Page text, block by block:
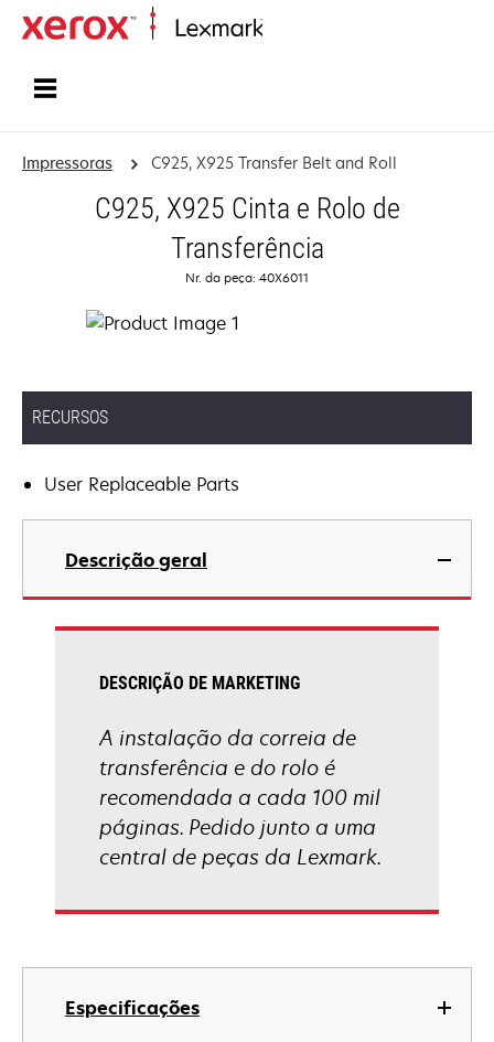
Impressoras C925, X925 Transfer Belt and Roll
C925, X925 Cinta e Rolo de
Transferência
Nr. da peça: 40X6011
RECURSOS
User Replaceable Parts
Descrição geral
Especificações
DESCRIÇÃO DE MARKETING
A instalação da correia de
transferência e do rolo é
recomendada a cada 100 mil
páginas. Pedido junto a uma
central de peças da Lexmark.